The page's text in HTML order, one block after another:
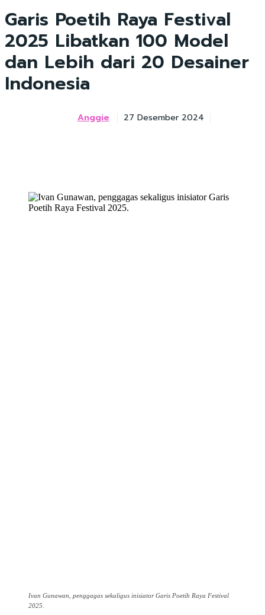
Garis Poetih Raya Festival
2025 Libatkan 100 Model
dan Lebih dari 20 Desainer
Indonesia
Anggie 27 Desember 2024
Ivan Gunawan, penggagas sekaligus inisiator Garis Poetih Raya Festival
2025.